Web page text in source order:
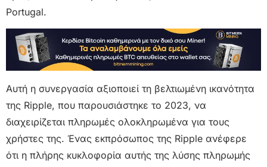
Portugal.
Αυτή η συνεργασία αξιοποιεί τη βελτιωμένη ικανότητα
της Ripple, που παρουσιάστηκε το 2023, να
διαχειρίζεται πληρωμές ολοκληρωμένα για τους
χρήστες της. Ένας εκπρόσωπος της Ripple ανέφερε
ότι η πλήρης κυκλοφορία αυτής της λύσης πληρωμής